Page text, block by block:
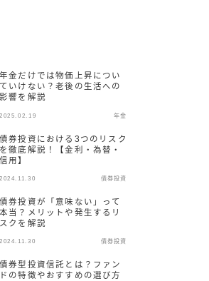
年金だけでは物価上昇につい
ていけない？老後の生活への
影響を解説
2025.02.19 年金
債券投資における3つのリスク
を徹底解説！【金利・為替・
信用】
2024.11.30 債券投資
債券投資が「意味ない」って
本当？メリットや発生するリ
スクを解説
2024.11.30 債券投資
債券型投資信託とは？ファン
ドの特徴やおすすめの選び方